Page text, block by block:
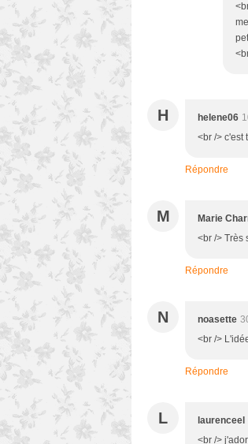
H helene06
<br /> c'est
Répondre
M Marie
<br /> Très
Répondre
N noasette
<br />
Répondre
L laurenceel
<br />